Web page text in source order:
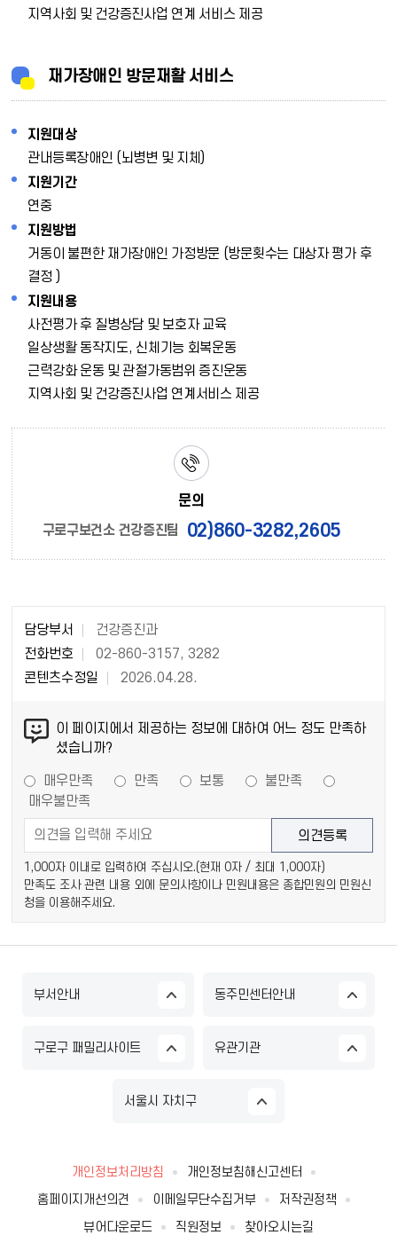
지역사회 및 건강증진사업 연계 서비스 제공
재가장애인 방문재활 서비스
지원대상
관내등록장애인 (뇌병변 및 지체)
지원기간
연중
지원방법
거동이 불편한 재가장애인 가정방문 (방문횟수는 대상자 평가 후
결정 )
지원내용
사전평가 후 질병상담 및 보호자 교육
일상생활 동작지도, 신체기능 회복운동
근력강화 운동 및 관절가동범위 증진운동
지역사회 및 건강증진사업 연계서비스 제공
문의
구로구보건소 건강증진팀
02)860-3282,2605
담당부서
건강증진과
전화번호
02-860-3157, 3282
콘텐츠수정일
2026.04.28.
이 페이지에서 제공하는 정보에 대하여 어느 정도 만족하
셨습니까?
매우만족 만족 보통
불만족
매우불만족
1,000자 이내로 입력하여 주십시오.(현재 0자 / 최대 1,000자)
만족도 조사 관련 내용 외에 문의사항이나 민원내용은 종합민원의 민원신
청을 이용해주세요.
부서안내 동주민센터안내
구로구 패밀리사이트 유관기관
서울시 자치구
개인정보처리방침
개인정보침해신고센터
홈페이지개선의견
이메일무단수집거부
저작권정책
뷰어다운로드
직원정보 찾아오시는길